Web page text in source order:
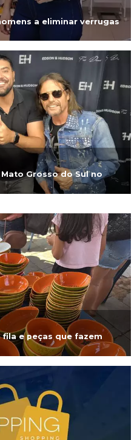
a eliminar verrugas
Grosso do Sul no
e peças que fazem